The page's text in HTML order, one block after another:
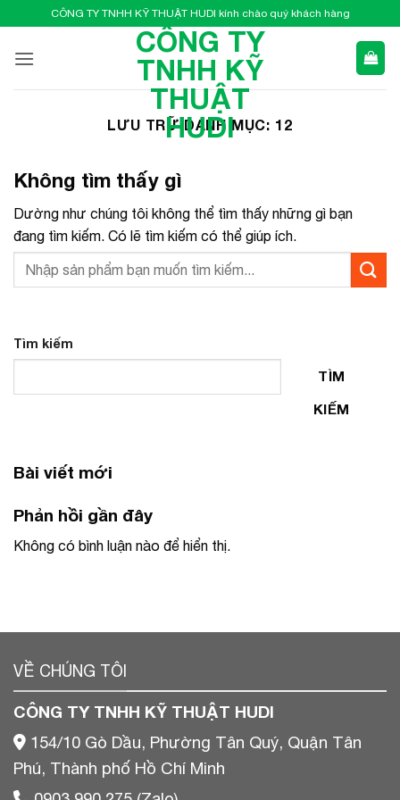
qua
nội
CÔNG TY TNHH KỸ THUẬT HUDI kính chào quý khách hàng
CÔNG TY
TNHH KỸ
THUẬT
HUDI
LƯU TRỮ DANH MỤC: 12
Không tìm thấy gì
Dường như chúng tôi không thể tìm thấy những gì bạn
đang tìm kiếm. Có lẽ tìm kiếm có thể giúp ích.
Tìm kiếm
TÌM
KIẾM
Bài viết mới
Phản hồi gần đây
Không có bình luận nào để hiển thị.
VỀ CHÚNG TÔI
CÔNG TY TNHH KỸ THUẬT HUDI
154/10 Gò Dầu, Phường Tân Quý, Quận Tân
Phú, Thành phố Hồ Chí Minh